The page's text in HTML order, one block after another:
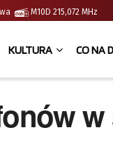
M10D 215,072
KULTURA CO NA